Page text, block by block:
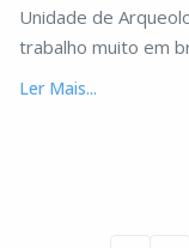
Unidade de
trabalho muito em
Ler Mais...